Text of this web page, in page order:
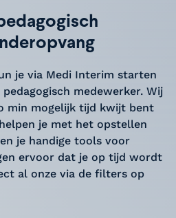
je via Medi Interim starten
medewerker. Wij
min mogelijk tijd kwijt bent
je met het opstellen
je handige tools voor
ervoor dat je op tijd wordt
al onze via de filters op